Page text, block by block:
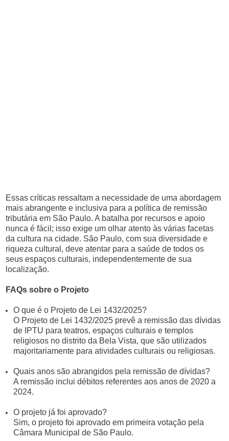
Essas críticas ressaltam a necessidade de uma abordagem
mais abrangente e inclusiva para a política de remissão
tributária em São Paulo. A batalha por recursos e apoio
nunca é fácil; isso exige um olhar atento às várias facetas
da cultura na cidade. São Paulo, com sua diversidade e
riqueza cultural, deve atentar para a saúde de todos os
seus espaços culturais, independentemente de sua
localização.
FAQs sobre o Projeto
O que é o Projeto de Lei 1432/2025?
O Projeto de Lei 1432/2025 prevê a remissão das dívidas
de IPTU para teatros, espaços culturais e templos
religiosos no distrito da Bela Vista, que são utilizados
majoritariamente para atividades culturais ou religiosas.
Quais anos são abrangidos pela remissão de dívidas?
A remissão inclui débitos referentes aos anos de 2020 a
2024.
O projeto já foi aprovado?
Sim, o projeto foi aprovado em primeira votação pela
Câmara Municipal de São Paulo.